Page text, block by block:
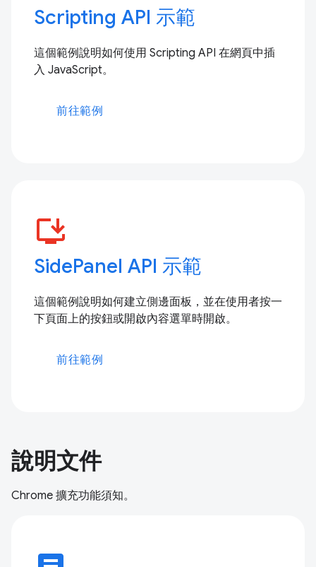
Scripting API 示範
這個範例說明如何使用 Scripting API 在網頁中插
入 JavaScript。
前往範例
install_desktop
SidePanel API 示範
這個範例說明如何建立側邊面板，並在使用者按一
下頁面上的按鈕或開啟內容選單時開啟。
前往範例
說明文件
Chrome 擴充功能須知。